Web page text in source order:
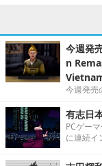
今週発
n
今週発売
有志日
PCゲー
に連続イ